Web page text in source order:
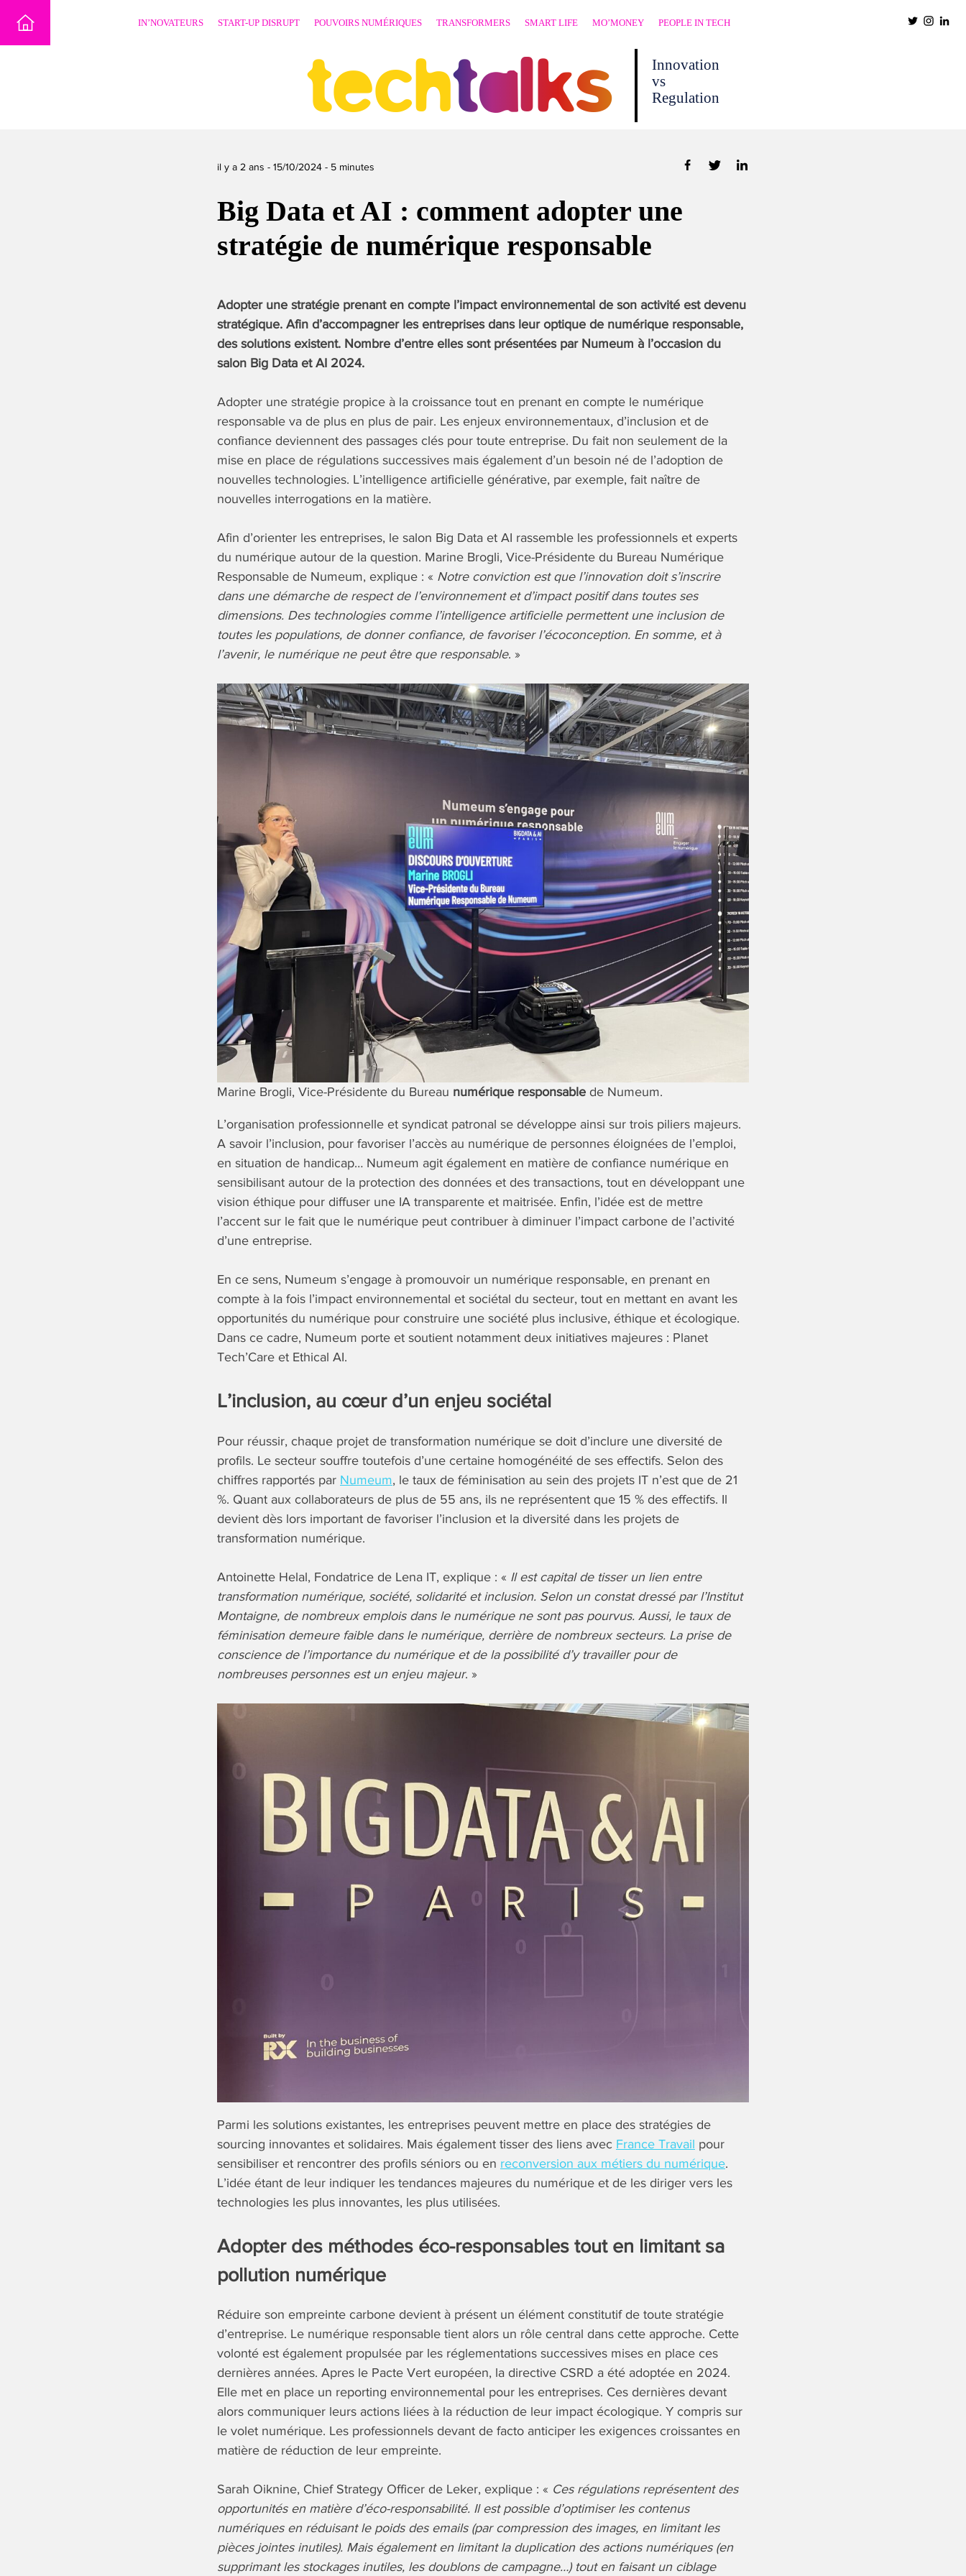
IN’NOVATEURS START-UP DISRUPT POUVOIRS NUMÉRIQUES TRANSFORMERS SMART LIFE MO’MONEY PEOPLE IN TECH
techtalks
Innovation
vs
Regulation
il y a 2 ans - 15/10/2024 - 5 minutes
Big Data et AI : comment adopter une
stratégie de numérique responsable
Adopter une stratégie prenant en compte l’impact environnemental de son activité est devenu
stratégique. Afin d’accompagner les entreprises dans leur optique de numérique responsable,
des solutions existent. Nombre d’entre elles sont présentées par Numeum à l’occasion du
salon Big Data et AI 2024.
Adopter une stratégie propice à la croissance tout en prenant en compte le numérique
responsable va de plus en plus de pair. Les enjeux environnementaux, d’inclusion et de
confiance deviennent des passages clés pour toute entreprise. Du fait non seulement de la
mise en place de régulations successives mais également d’un besoin né de l’adoption de
nouvelles technologies. L’intelligence artificielle générative, par exemple, fait naître de
nouvelles interrogations en la matière.
Afin d’orienter les entreprises, le salon Big Data et AI rassemble les professionnels et experts
du numérique autour de la question. Marine Brogli, Vice-Présidente du Bureau Numérique
Responsable de Numeum, explique : « Notre conviction est que l’innovation doit s’inscrire
dans une démarche de respect de l’environnement et d’impact positif dans toutes ses
dimensions. Des technologies comme l’intelligence artificielle permettent une inclusion de
toutes les populations, de donner confiance, de favoriser l’écoconception. En somme, et à
l’avenir, le numérique ne peut être que responsable. »
Marine Brogli, Vice-Présidente du Bureau numérique responsable de Numeum.
L’organisation professionnelle et syndicat patronal se développe ainsi sur trois piliers majeurs.
A savoir l’inclusion, pour favoriser l’accès au numérique de personnes éloignées de l’emploi,
en situation de handicap… Numeum agit également en matière de confiance numérique en
sensibilisant autour de la protection des données et des transactions, tout en développant une
vision éthique pour diffuser une IA transparente et maitrisée. Enfin, l’idée est de mettre
l’accent sur le fait que le numérique peut contribuer à diminuer l’impact carbone de l’activité
d’une entreprise.
En ce sens, Numeum s’engage à promouvoir un numérique responsable, en prenant en
compte à la fois l’impact environnemental et sociétal du secteur, tout en mettant en avant les
opportunités du numérique pour construire une société plus inclusive, éthique et écologique.
Dans ce cadre, Numeum porte et soutient notamment deux initiatives majeures : Planet
Tech’Care et Ethical AI.
L’inclusion, au cœur d’un enjeu sociétal
Pour réussir, chaque projet de transformation numérique se doit d’inclure une diversité de
profils. Le secteur souffre toutefois d’une certaine homogénéité de ses effectifs. Selon des
chiffres rapportés par Numeum, le taux de féminisation au sein des projets IT n’est que de 21
%. Quant aux collaborateurs de plus de 55 ans, ils ne représentent que 15 % des effectifs. Il
devient dès lors important de favoriser l’inclusion et la diversité dans les projets de
transformation numérique.
Antoinette Helal, Fondatrice de Lena IT, explique : « Il est capital de tisser un lien entre
transformation numérique, société, solidarité et inclusion. Selon un constat dressé par l’Institut
Montaigne, de nombreux emplois dans le numérique ne sont pas pourvus. Aussi, le taux de
féminisation demeure faible dans le numérique, derrière de nombreux secteurs. La prise de
conscience de l’importance du numérique et de la possibilité d’y travailler pour de
nombreuses personnes est un enjeu majeur. »
Parmi les solutions existantes, les entreprises peuvent mettre en place des stratégies de
sourcing innovantes et solidaires. Mais également tisser des liens avec France Travail pour
sensibiliser et rencontrer des profils séniors ou en reconversion aux métiers du numérique.
L’idée étant de leur indiquer les tendances majeures du numérique et de les diriger vers les
technologies les plus innovantes, les plus utilisées.
Adopter des méthodes éco-responsables tout en limitant sa
pollution numérique
Réduire son empreinte carbone devient à présent un élément constitutif de toute stratégie
d’entreprise. Le numérique responsable tient alors un rôle central dans cette approche. Cette
volonté est également propulsée par les réglementations successives mises en place ces
dernières années. Apres le Pacte Vert européen, la directive CSRD a été adoptée en 2024.
Elle met en place un reporting environnemental pour les entreprises. Ces dernières devant
alors communiquer leurs actions liées à la réduction de leur impact écologique. Y compris sur
le volet numérique. Les professionnels devant de facto anticiper les exigences croissantes en
matière de réduction de leur empreinte.
Sarah Oiknine, Chief Strategy Officer de Leker, explique : « Ces régulations représentent des
opportunités en matière d’éco-responsabilité. Il est possible d’optimiser les contenus
numériques en réduisant le poids des emails (par compression des images, en limitant les
pièces jointes inutiles). Mais également en limitant la duplication des actions numériques (en
supprimant les stockages inutiles, les doublons de campagne…) tout en faisant un ciblage